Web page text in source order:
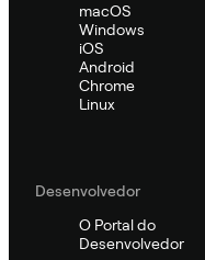
macOS
Windows
iOS
Android
Chrome
Linux
Desenvolvedor
O Portal do
Desenvolvedor